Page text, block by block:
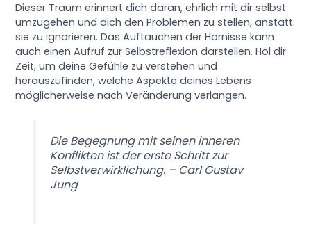
Dieser Traum erinnert dich daran, ehrlich mit dir selbst
umzugehen und dich den Problemen zu stellen, anstatt
sie zu ignorieren. Das Auftauchen der Hornisse kann
auch einen Aufruf zur Selbstreflexion darstellen. Hol dir
Zeit, um deine Gefühle zu verstehen und
herauszufinden, welche Aspekte deines Lebens
möglicherweise nach Veränderung verlangen.
Die Begegnung mit seinen inneren
Konflikten ist der erste Schritt zur
Selbstverwirklichung. – Carl Gustav
Jung